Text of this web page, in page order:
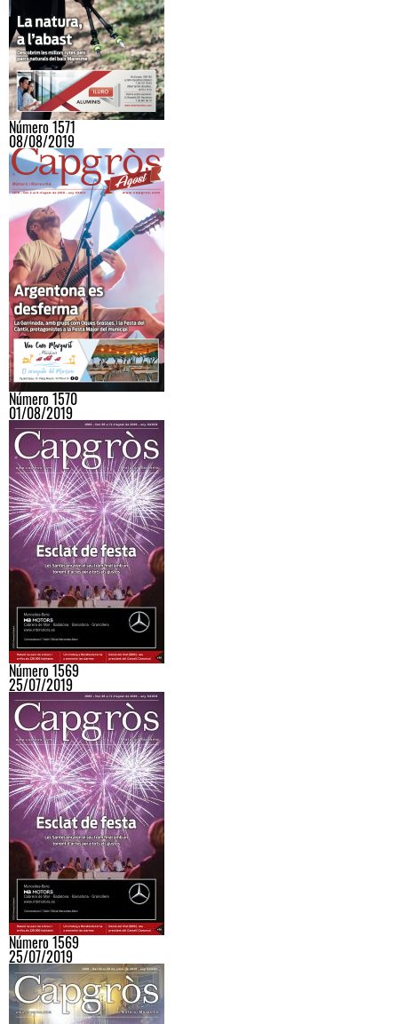
Número 1571
08/08/2019
Número 1570
01/08/2019
Número 1569
25/07/2019
Número 1569
25/07/2019